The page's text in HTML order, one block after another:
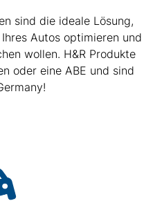
sind die ideale Lösung,
Autos optimieren und
wollen. H&R Produkte
oder eine ABE und sind